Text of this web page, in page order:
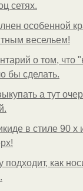
сетях.
особенной
весельем!
о том, что
бы сделать.
а тут
в стиле 90 х
как